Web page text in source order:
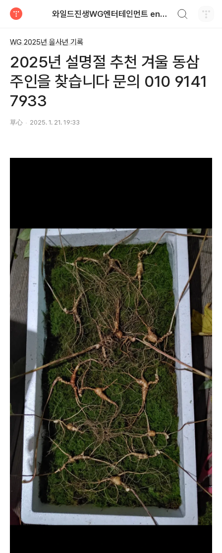
와일드진생WG엔터테인먼트 entertainment
WG 2025년 을사년 기록
2025년 설명절 추천 겨울 동삼
주인을 찾습니다 문의 010 9141
7933
草心 2025. 1. 21. 19:33